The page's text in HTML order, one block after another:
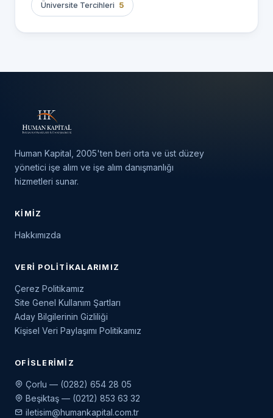
Üniversite Tercihleri 5
Human Kapital, 2005'ten beri orta ve üst düzey
yönetici işe alım ve işe alım danışmanlığı
hizmetleri sunar.
KIMIZ
Hakkımızda
VERI POLITIKALARIMIZ
Çerez Politikamız
Site Genel Kullanım Şartları
Aday Bilgilerinin Gizliliği
Kişisel Veri Paylaşımı Politikamız
OFISLERIMIZ
Çorlu — (0282) 654 28 05
Beşiktaş — (0212) 853 63 32
iletisim@humankapital.com.tr